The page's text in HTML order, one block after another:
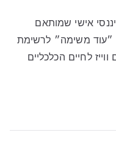
אישי שמותאם
״עוד משימה״ לרשימת
לחיים הכלכליים